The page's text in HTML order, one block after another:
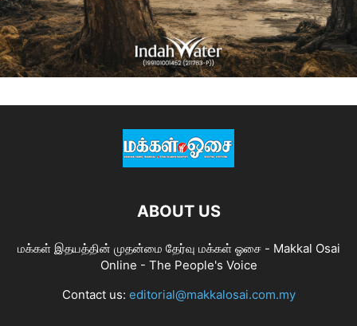
ABOUT US
மக்கள் இதயத்தின் முதன்மை தேர்வு மக்கள் ஓசை - Makkal Osai
Online - The People's Voice
Contact us: editorial@makkalosai.com.my